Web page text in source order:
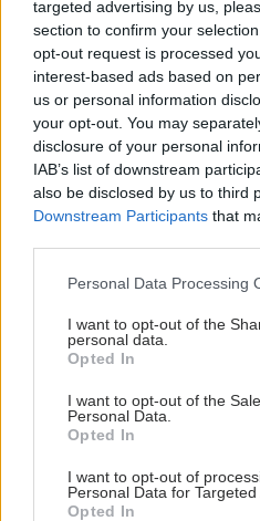
targeted advertising by us,
section to confirm your
opt-out request is processed
interest-based ads based on
us or personal information
your opt-out. You may
disclosure of your personal
IAB’s list of downstream
also be disclosed by us to third
Downstream Participants that
Please note that this website/
not limited to your visit or
grant or deny consent to
use your data for below
consent section.
Personal Data Processing
I want to opt-out of the
personal data.
Opted In
I want to opt-out of the
Personal Data.
Opted In
I want to opt-out of
Personal Data for Targeted
Opted In
ΜΠΕΙΤΕ ΣΤΗ
Loading...
Προσθήκη